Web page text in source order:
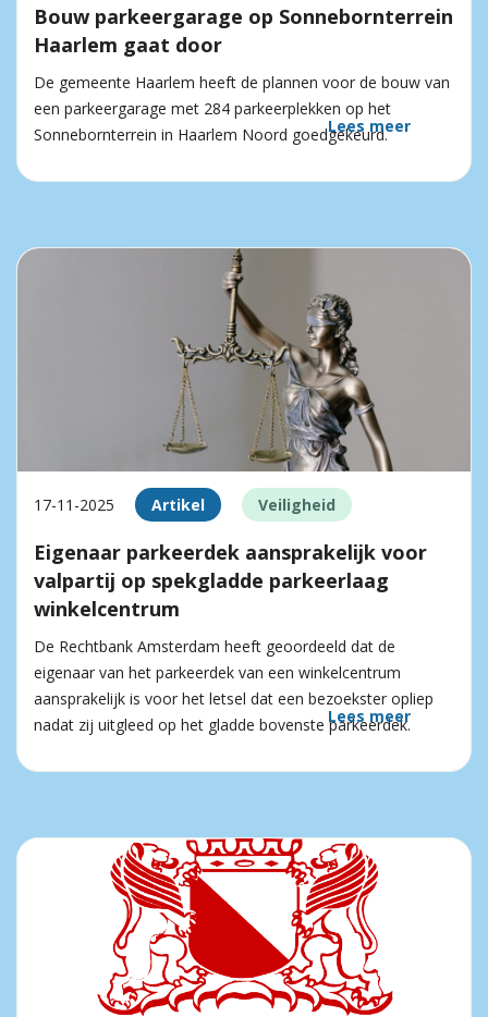
Bouw parkeergarage op Sonnebornterrein
Haarlem gaat door
De gemeente Haarlem heeft de plannen voor de bouw van
een parkeergarage met 284 parkeerplekken op het
Sonnebornterrein in Haarlem Noord goedgekeurd.
Lees meer
17-11-2025 Artikel Veiligheid
Eigenaar parkeerdek aansprakelijk voor
valpartij op spekgladde parkeerlaag
winkelcentrum
De Rechtbank Amsterdam heeft geoordeeld dat de
eigenaar van het parkeerdek van een winkelcentrum
aansprakelijk is voor het letsel dat een bezoekster opliep
nadat zij uitgleed op het gladde bovenste parkeerdek.
Lees meer